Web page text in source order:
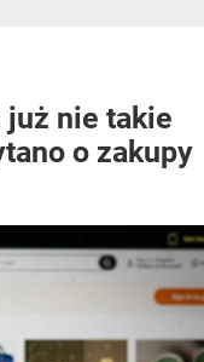
już nie takie
o zakupy